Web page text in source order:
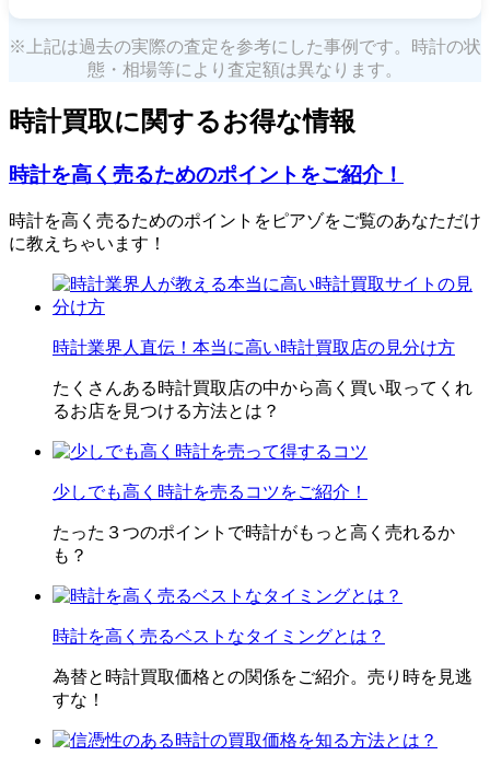
※上記は過去の実際の査定を参考にした事例です。時計の状
態・相場等により査定額は異なります。
時計買取に関するお得な情報
時計を高く売るためのポイントをご紹介！
時計を高く売るためのポイントをピアゾをご覧のあなただけ
に教えちゃいます！
時計業界人直伝！本当に高い時計買取店の見分け方
たくさんある時計買取店の中から高く買い取ってくれ
るお店を見つける方法とは？
少しでも高く時計を売るコツをご紹介！
たった３つのポイントで時計がもっと高く売れるか
も？
時計を高く売るベストなタイミングとは？
為替と時計買取価格との関係をご紹介。売り時を見逃
すな！